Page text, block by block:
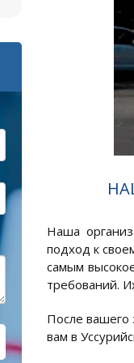
Наша
подход к
самым
требований.
После вашего
вам в